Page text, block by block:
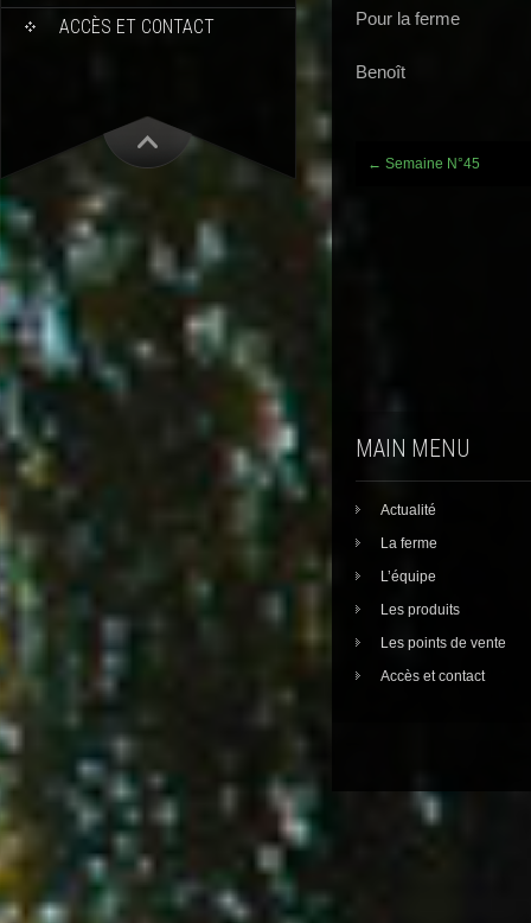
ACCÈS ET CONTACT
Pour la ferme
Benoît
Post
← Semaine N°45
MAIN MENU
Actualité
La ferme
L’équipe
Les produits
Les points de vente
Accès et contact